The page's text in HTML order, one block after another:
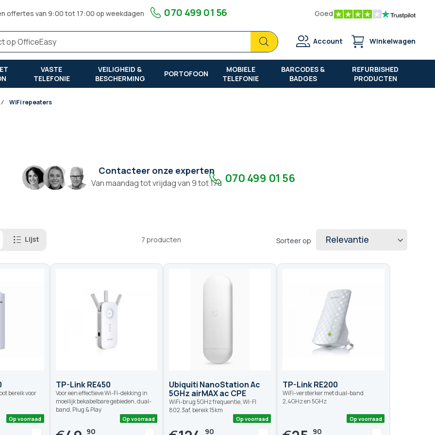
offertes van 9:00 tot 17:00 op weekdagen 070 499 01 56 Goed
Zoek
Zoek
Account Winkelwagen
VASTE
TELEFONIE
VEILIGHEID &
BESCHERMING
PORTOFOON
MOBIELE
TELEFONIE
BARCODES &
BADGES
REFURBISHED
PRODUCTEN
WiFi repeaters
Contacteer onze experten
Van maandag tot vrijdag van 9 tot 17u 070 499 01 56
Lijst 7 producten Sorteer op
bereik voor
TP-Link RE450
Voor een effectieve Wi-Fi-dekking in
moeilijk bekabelbare gebieden, dual-
band, Plug & Play
90
Ubiquiti NanoStation Ac
5GHz airMAX ac CPE
WiFi-brug 5GHz frequentie, WI-FI
802.3af, bereik 15km
90
TP-Link RE200
WiFi-versterker met dual-band
2,4GHz en 5GHz
90